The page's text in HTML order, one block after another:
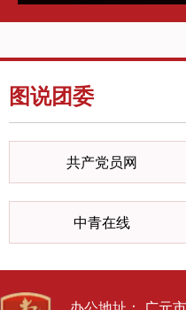
图说团委
共产党员网
中青在线